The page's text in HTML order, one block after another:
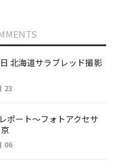
北海道サラブレッド撮影
23
ポート～フォトアクセサ
06